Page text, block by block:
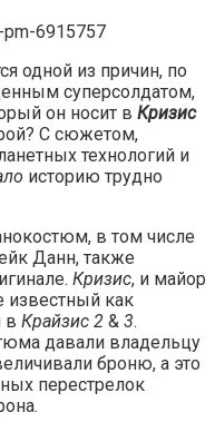
одной из причин, по
суперсолдатом,
он носит в Кризис
С сюжетом,
технологий и
историю трудно
в том числе
Данн, также
Кризис, и майор
известный как
в Крайзис 2 & 3.
давали владельцу
броню, а это
перестрелок